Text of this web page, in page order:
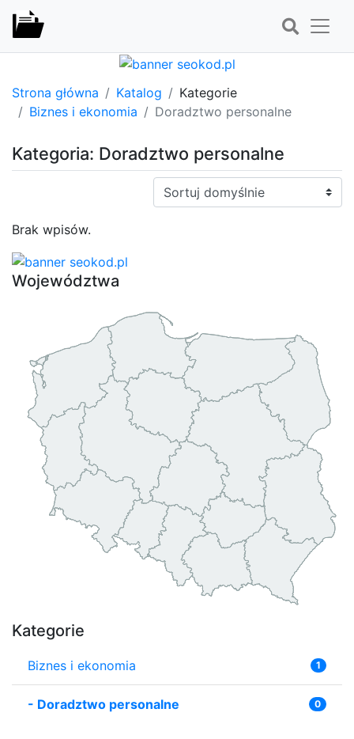
Strona główna Katalog
Kategorie
Biznes i ekonomia
Doradztwo personalne
Kategoria: Doradztwo personalne
Sortuj:
Brak wpisów.
Województwa
Kategorie
Biznes i ekonomia 1
- Doradztwo personalne 0